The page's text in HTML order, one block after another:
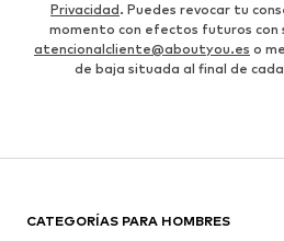
Privacidad. Puedes revocar tu
momento con efectos futuros con
atencionalcliente@aboutyou.es o
de baja situada al final de
CATEGORÍAS PARA HOMBRES